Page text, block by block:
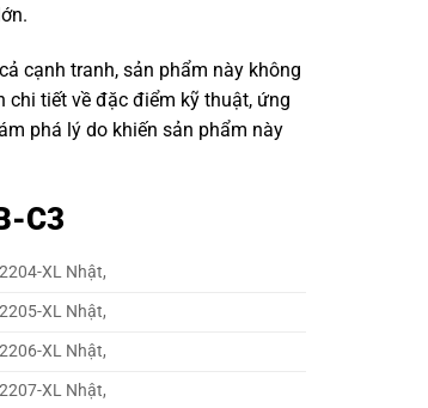
cạnh tranh, sản phẩm này không
tiết về đặc điểm kỹ thuật, ứng
phá lý do khiến sản phẩm này
C3
XL Nhật,
XL Nhật,
XL Nhật,
XL Nhật,